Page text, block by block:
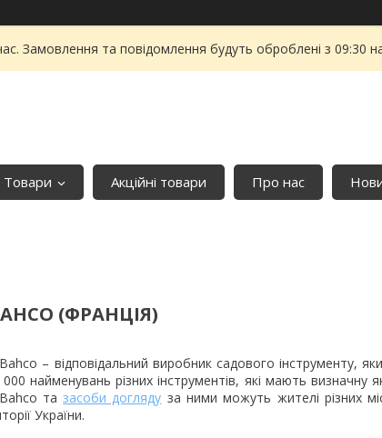
Замовлення та повідомлення будуть оброблені з 09:30
Товари Акційні товари Про нас
(ФРАНЦІЯ)
– відповідальний виробник садового інструменту,
найменувань різних інструментів, які мають визначну
Bahco тазасоби догляду за ними можуть жителі різних
України.